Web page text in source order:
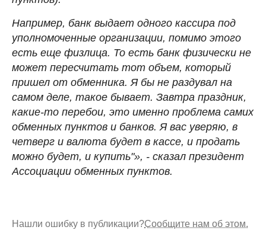
Например, банк выдает одного кассира под
уполномоченные организации, помимо этого
есть еще физлица. То есть банк физически не
может пересчитать тот объем, который
пришел от обменника. Я бы не раздувал на
самом деле, такое бывает. Завтра праздник,
какие-то перебои, это именно проблема самих
обменных пунктов и банков. Я вас уверяю, в
четверг и валюта будет в кассе, и продать
можно будет, и купить"», - сказал президент
Ассоциации обменных пунктов.
Нашли ошибку в публикации?Сообщите нам об этом.